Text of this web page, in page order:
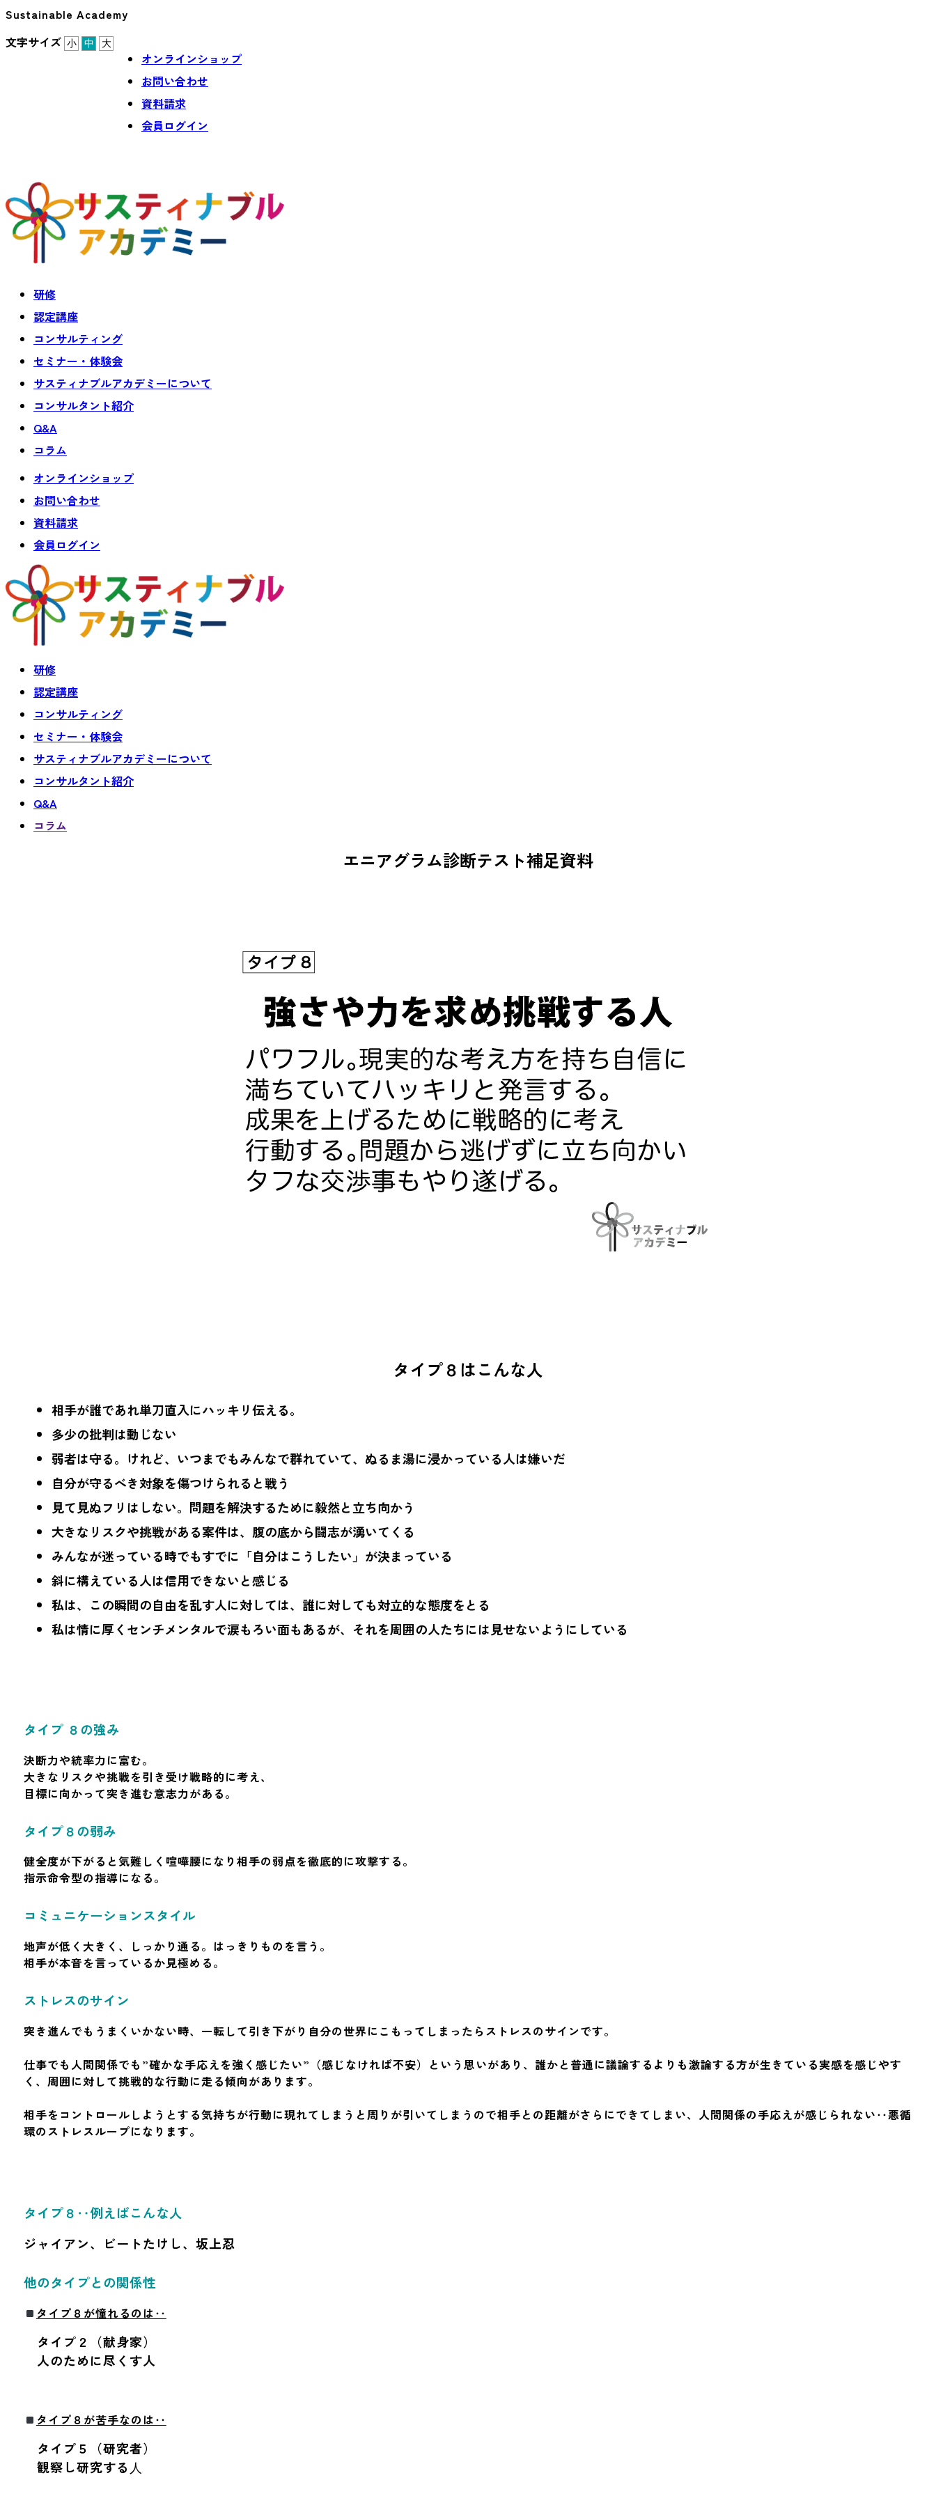
Sustainable Academy
文字サイズ 小 中 大
オンラインショップ
お問い合わせ
資料請求
会員ログイン
研修
認定講座
コンサルティング
セミナー・体験会
サスティナブルアカデミーについて
コンサルタント紹介
Q&A
コラム
オンラインショップ
お問い合わせ
資料請求
会員ログイン
研修
認定講座
コンサルティング
セミナー・体験会
サスティナブルアカデミーについて
コンサルタント紹介
Q&A
コラム
エニアグラム診断テスト補足資料
タイプ８はこんな人
相手が誰であれ単刀直入にハッキリ伝える。
多少の批判は動じない
弱者は守る。けれど、いつまでもみんなで群れていて、ぬるま湯に浸かっている人は嫌いだ
自分が守るべき対象を傷つけられると戦う
見て見ぬフリはしない。問題を解決するために毅然と立ち向かう
大きなリスクや挑戦がある案件は、腹の底から闘志が湧いてくる
みんなが迷っている時でもすでに「自分はこうしたい」が決まっている
斜に構えている人は信用できないと感じる
私は、この瞬間の自由を乱す人に対しては、誰に対しても対立的な態度をとる
私は情に厚くセンチメンタルで涙もろい面もあるが、それを周囲の人たちには見せないようにしている
タイプ ８の強み
決断力や統率力に富む。
大きなリスクや挑戦を引き受け戦略的に考え、
目標に向かって突き進む意志力がある。
タイプ８の弱み
健全度が下がると気難しく喧嘩腰になり相手の弱点を徹底的に攻撃する。
指示命令型の指導になる。
コミュニケーションスタイル
地声が低く大きく、しっかり通る。はっきりものを言う。
相手が本音を言っているか見極める。
ストレスのサイン
突き進んでもうまくいかない時、一転して引き下がり自分の世界にこもってしまったらストレスのサインです。
仕事でも人間関係でも”確かな手応えを強く感じたい”（感じなければ不安）という思いがあり、誰かと普通に議論するよりも激論する方が生きている実感を感じやす
く、周囲に対して挑戦的な行動に走る傾向があります。
相手をコントロールしようとする気持ちが行動に現れてしまうと周りが引いてしまうので相手との距離がさらにできてしまい、人間関係の手応えが感じられない‥悪循
環のストレスループになります。
タイプ８‥例えばこんな人
ジャイアン、ビートたけし、坂上忍
他のタイプとの関係性
タイプ８が憧れるのは‥
タイプ２（献身家）
人のために尽くす人
タイプ８が苦手なのは‥
タイプ５（研究者）
観察し研究する⼈